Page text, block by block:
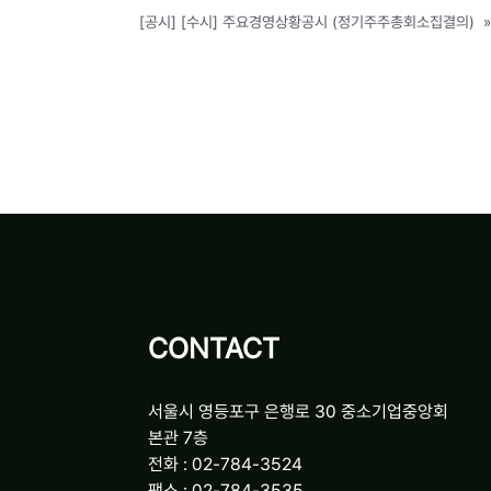
[공시] [수시] 주요경영상황공시 (정기주주총회소집결의) »
CONTACT
서울시 영등포구 은행로 30 중소기업중앙회
본관 7층
전화 : 02-784-3524